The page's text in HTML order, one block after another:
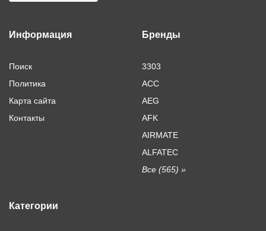
Информация
Поиск
Политика
Карта сайта
Контакты
Бренды
3303
ACC
AEG
AFK
AIRMATE
ALFATEC
Все (565) »
Категории